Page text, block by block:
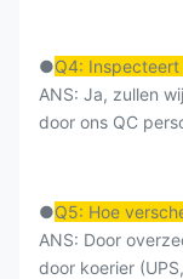
●Q4:
ANS: Ja, zullen
door ons QC
●Q5: Hoe
ANS: Door
door koerier